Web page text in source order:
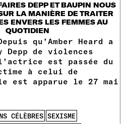
DEPP ET BAUPIN NOUS
LA MANIÈRE DE TRAITER
ENVERS LES FEMMES AU
QUOTIDIEN
qu’Amber Heard a
Depp de violences
est passée du
à celui de
est apparue le 27 mai
CÉLÈBRES SEXISME